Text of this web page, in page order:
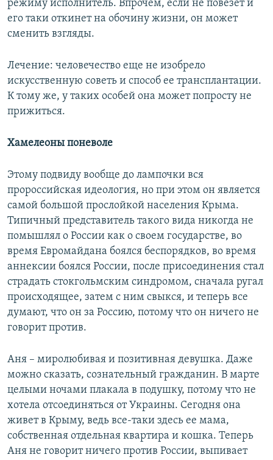
режиму исполнитель. Впрочем, если не повезет и
его таки откинет на обочину жизни, он может
сменить взгляды.
Лечение: человечество еще не изобрело
искусственную советь и способ ее трансплантации.
К тому же, у таких особей она может попросту не
прижиться.
Хамелеоны поневоле
Этому подвиду вообще до лампочки вся
пророссийская идеология, но при этом он является
самой большой прослойкой населения Крыма.
Типичный представитель такого вида никогда не
помышлял о России как о своем государстве, во
время Евромайдана боялся беспорядков, во время
аннексии боялся России, после присоединения стал
страдать стокгольмским синдромом, сначала ругал
происходящее, затем с ним свыкся, и теперь все
думают, что он за Россию, потому что он ничего не
говорит против.
Аня – миролюбивая и позитивная девушка. Даже
можно сказать, сознательный гражданин. В марте
целыми ночами плакала в подушку, потому что не
хотела отсоединяться от Украины. Сегодня она
живет в Крыму, ведь все-таки здесь ее мама,
собственная отдельная квартира и кошка. Теперь
Аня не говорит ничего против России, выпивает